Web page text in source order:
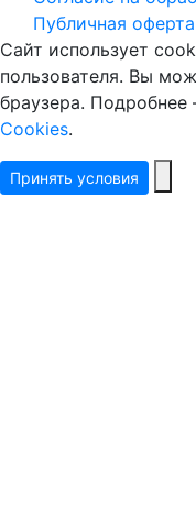
Публичная оферта
Сайт использует
пользователя. Вы
браузера.
Cookies.
Принять условия